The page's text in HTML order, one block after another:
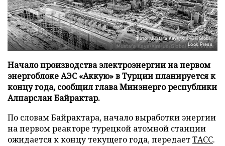
Фото: Mustafa Kaya/XinHua/Global
Look Press
Начало производства электроэнергии на первом
энергоблоке АЭС «Аккую» в Турции планируется к
концу года, сообщил глава Минэнерго республики
Алпарслан Байрактар.
По словам Байрактара, начало выработки энергии
на первом реакторе турецкой атомной станции
ожидается к концу текущего года, передаетТАСС.